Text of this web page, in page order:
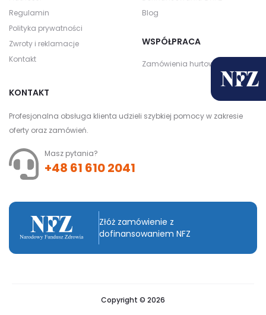
Regulamin
Polityka prywatności
Zwroty i reklamacje
Kontakt
Blog
WSPÓŁPRACA
Zamówienia hurtowe
KONTAKT
Profesjonalna obsługa klienta udzieli szybkiej pomocy w zakresie
oferty oraz zamówień.
Masz pytania?
+48 61 610 2041
Złóż zamówienie z
dofinansowaniem NFZ
Copyright © 2026